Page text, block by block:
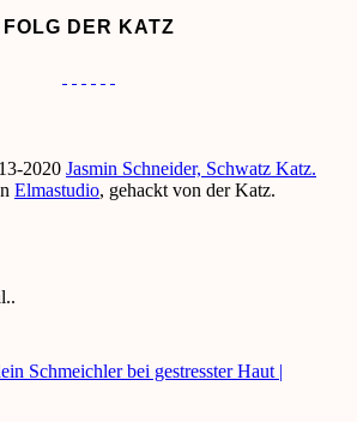
FOLG DER KATZ
2020 Jasmin Schneider, Schwatz Katz.
Elmastudio, gehackt von der Katz.